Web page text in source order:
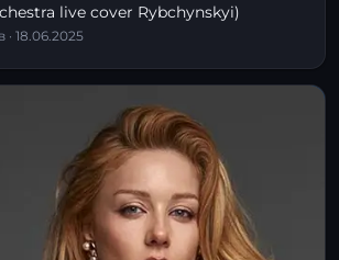
live cover Rybchynskyi)
18.06.2025